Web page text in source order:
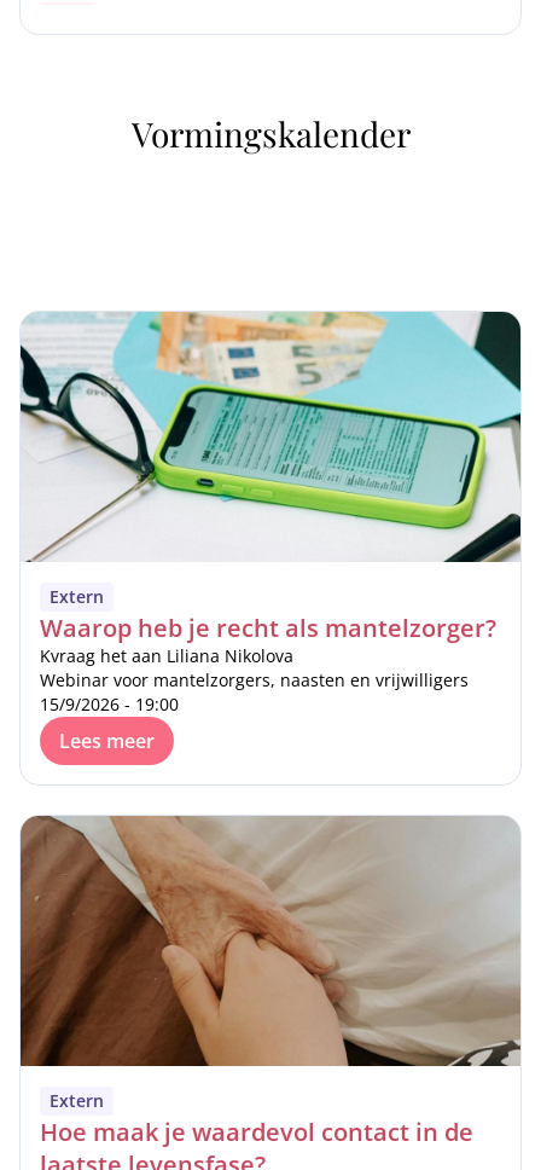
Vormingskalender
Extern
Waarop heb je recht als mantelzorger?
Kvraag het aan Liliana Nikolova
Webinar voor mantelzorgers, naasten en vrijwilligers
15/9/2026 - 19:00
Lees meer
Extern
Hoe maak je waardevol contact in de